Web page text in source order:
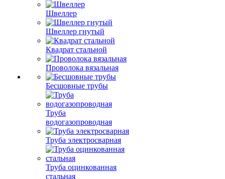
Швеллер
Швеллер гнутый
Квадрат стальной
Проволока вязальная
Бесшовные трубы
Труба
водогазопроводная
Труба электросварная
Труба оцинкованная
стальная